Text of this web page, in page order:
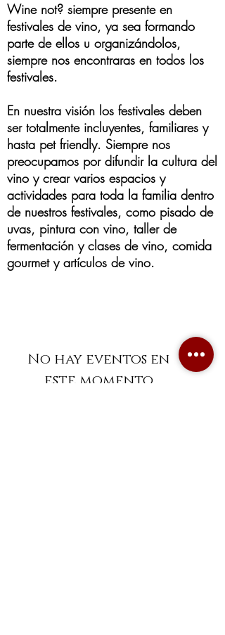
Wine not? siempre presente en
festivales de vino, ya sea formando
parte de ellos u organizándolos,
siempre nos encontraras en todos los
festivales.
En nuestra visión los festivales deben
ser totalmente incluyentes, familiares y
hasta pet friendly. Siempre nos
preocupamos por difundir la cultura del
vino y crear varios espacios y
actividades para toda la familia dentro
de nuestros festivales, como pisado de
uvas, pintura con vino, taller de
fermentación y clases de vino, comida
gourmet y artículos de vino.
No hay eventos en
este momento